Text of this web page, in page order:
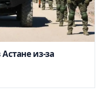
из-за